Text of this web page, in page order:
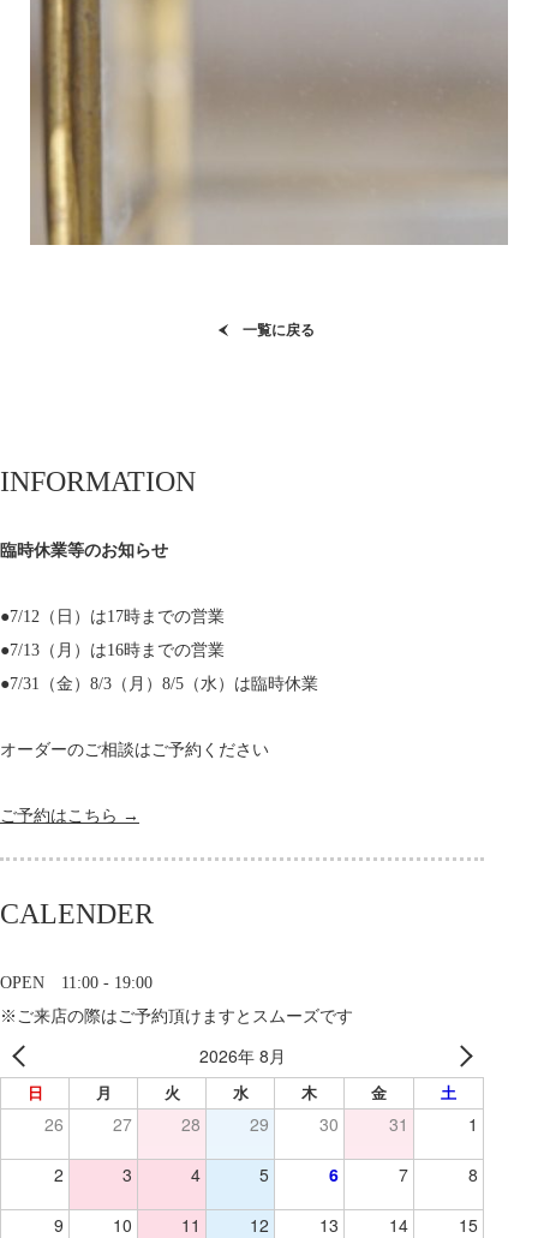
一覧に戻る
INFORMATION
臨時休業等のお知らせ
●7/12（日）は17時までの営業
●7/13（月）は16時までの営業
●7/31（金）8/3（月）8/5（水）は臨時休業
オーダーのご相談はご予約ください
ご予約はこちら →
CALENDER
OPEN 11:00 - 19:00
※ご来店の際はご予約頂けますとスムーズです
2026年 8月
日 月 火 水 木 金 土
26 27 28 29 30 31 1
2 3 4 5 6 7 8
9 10 11 12 13 14 15